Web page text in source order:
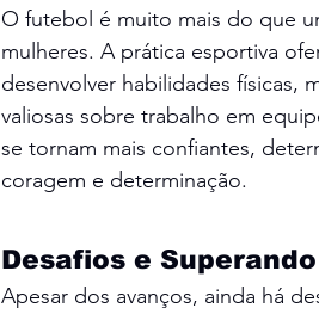
O futebol é muito mais do que
mulheres. A prática esportiva
desenvolver habilidades físicas,
valiosas sobre trabalho em
se tornam mais confiantes,
coragem e determinação.
Desafios e
Apesar dos avanços, ainda há